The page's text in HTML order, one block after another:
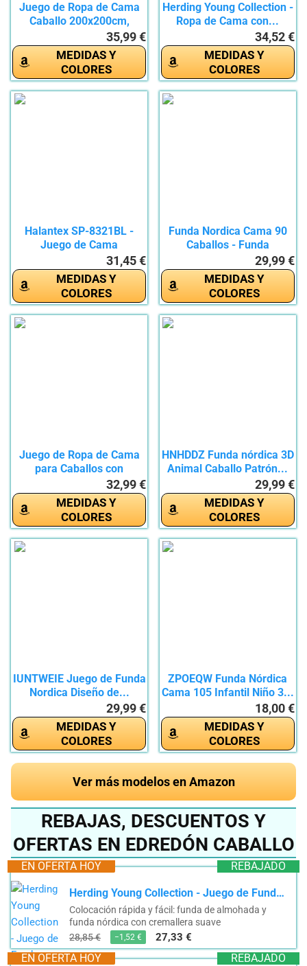
Juego de Ropa de Cama
Caballo 200x200cm,
35,99 €
MEDIDAS Y
COLORES
Herding Young Collection -
Ropa de Cama con...
34,52 €
MEDIDAS Y
COLORES
Halantex SP-8321BL -
Juego de Cama
Reversible...31,45 €
MEDIDAS Y
COLORES
Funda Nordica Cama 90
Caballos - Funda
29,99 €
MEDIDAS Y
COLORES
Juego de Ropa de Cama
para Caballos con
impresión...32,99 €
MEDIDAS Y
COLORES
HNHDDZ Funda nórdica 3D
Animal Caballo Patrón...
29,99 €
MEDIDAS Y
COLORES
IUNTWEIE Juego de Funda
Nordica Diseño de...
29,99 €
MEDIDAS Y
COLORES
ZPOEQW Funda Nórdica
Cama 105 Infantil Niño 3...
18,00 €
MEDIDAS Y
COLORES
Ver más modelos en Amazon
REBAJAS, DESCUENTOS Y
OFERTAS EN EDREDÓN CABALLO
REBAJADO
EN OFERTA HOY
Herding Young Collection - Juego de Funda nórdica y Funda de Almohada (140 x 200 cm y 70 x 90 cm,...
Colocación rápida y fácil: funda de almohada y
funda nórdica con cremallera suave
28,85 €
−1,52 € 27,33 €
REBAJADO
EN OFERTA HOY